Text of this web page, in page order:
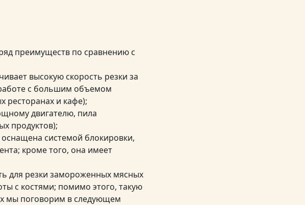
преимуществ по сравнению с
высокую скорость резки за
с большим объемом
ресторанах и кафе);
двигателю, пила
продуктов);
системой блокировки,
кроме того, она имеет
для резки замороженных мясных
с костями; помимо этого, такую
мы поговорим в следующем